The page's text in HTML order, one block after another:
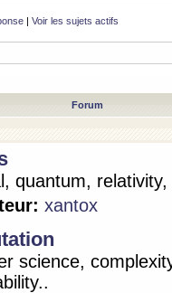
| Voir les sujets actifs
Forum
quantum,
xantox
science,